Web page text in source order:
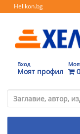
Helikon.bg
Вход
Моят профил